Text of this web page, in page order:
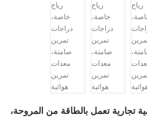
تجارية تعمل بالطاقة من المروحة،